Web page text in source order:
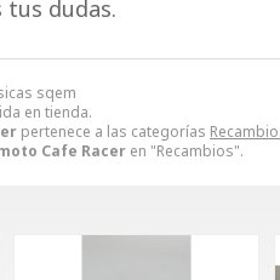
sqem
en tienda.
pertenece a las categorías
Cafe Racer en "Recambios".
dudas.